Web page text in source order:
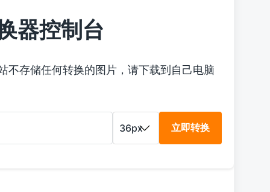
器控制台
不存储任何转换的图片，请下载到自己电脑
立即转换